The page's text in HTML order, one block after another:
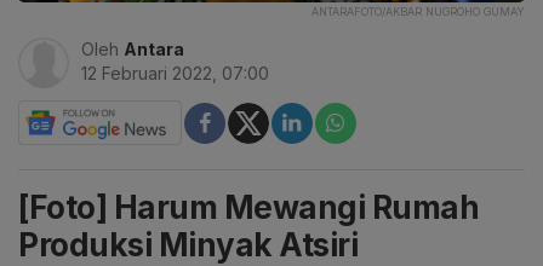
ANTARAFOTO/AKBAR NUGROHO GUMAY
Oleh Antara
12 Februari 2022, 07:00
[Foto] Harum Mewangi Rumah
Produksi Minyak Atsiri